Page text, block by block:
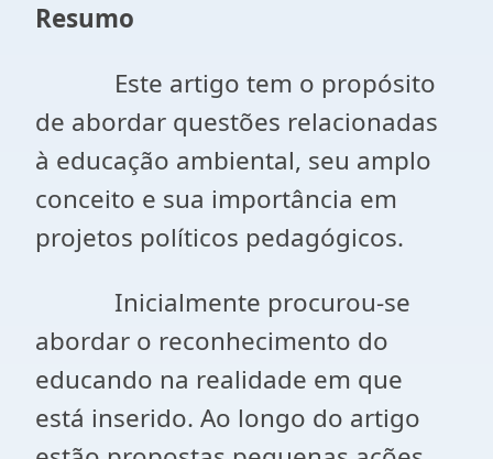
Resumo
Este artigo tem o propósito
de abordar questões relacionadas
à educação ambiental, seu amplo
conceito e sua importância em
projetos políticos pedagógicos.
Inicialmente procurou-se
abordar o reconhecimento do
educando na realidade em que
está inserido. Ao longo do artigo